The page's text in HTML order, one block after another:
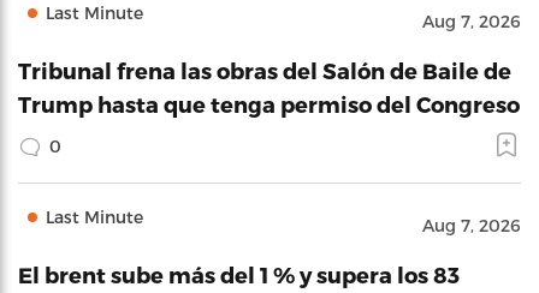
Last Minute Aug 7, 2026
Tribunal frena las obras del Salón de Baile de
Trump hasta que tenga permiso del Congreso
0
Last Minute Aug 7, 2026
El brent sube más del 1 % y supera los 83